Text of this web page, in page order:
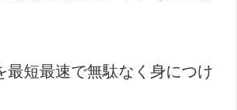
最短最速で無駄なく身につけ